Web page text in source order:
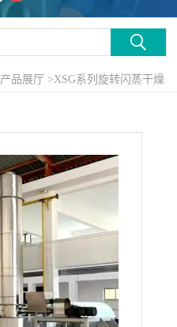
产品展厅 >XSG系列旋转闪蒸干燥